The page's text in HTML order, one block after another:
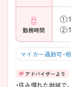
勤務時間
マイカー通勤可・
・住み慣れた地域